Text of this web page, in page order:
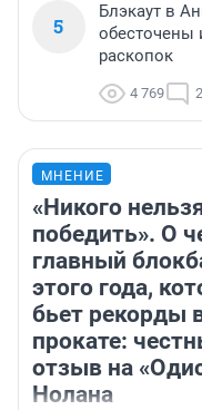
5
Блэкаут в
обесточены
раскопок
4 769
МНЕНИЕ
«Никого
победить». О
главный
этого года,
бьет рекорды
прокате:
отзыв на
Нолана